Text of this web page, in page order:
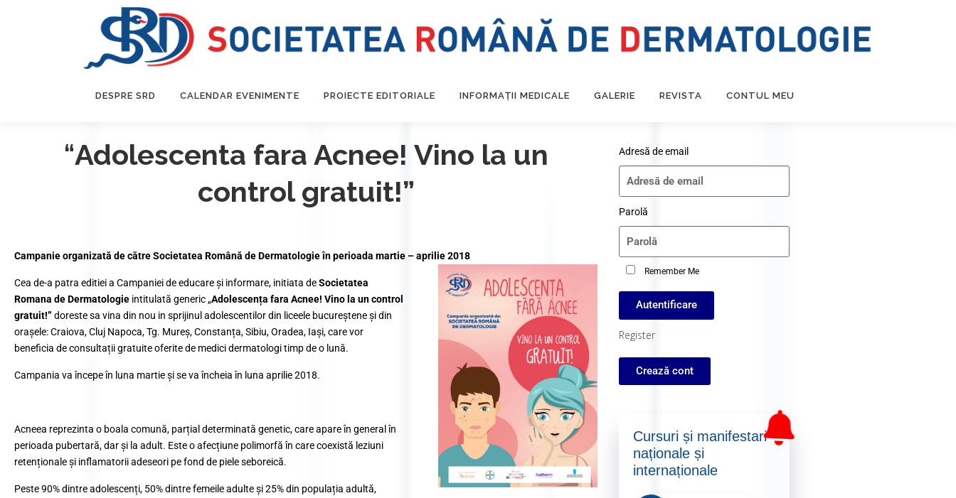
DESPRE SRD CALENDAR EVENIMENTE PROIECTE EDITORIALE INFORMAȚII MEDICALE GALERIE REVISTA CONTUL MEU
“Adolescenta fara Acnee! Vino la un
control gratuit!”
Campanie organizată de către Societatea Română de Dermatologie în perioada martie – aprilie 2018
Cea de-a patra editiei a Campaniei de educare şi informare, initiata deSocietatea
Romana de Dermatologie intitulată generic „Adolescența fara Acnee! Vino la un control
gratuit!” doreste sa vina din nou in sprijinul adolescentilor din liceele bucureștene și din
orașele: Craiova, Cluj Napoca, Tg. Mureș, Constanța, Sibiu, Oradea, Iași, care vor
beneficia de consultații gratuite oferite de medici dermatologi timp de o lună.
Campania va începe în luna martie și se va încheia în luna aprilie 2018.
Acneea reprezinta o boala comună, parțial determinată genetic, care apare în general în
perioada pubertară, dar și la adult. Este o afecțiune polimorfă în care coexistă leziuni
retenționale și inflamatorii adeseori pe fond de piele seboreică.
Peste 90% dintre adolescenți, 50% dintre femeile adulte și 25% din populația adultă,
Adresă de email
Parolă
Remember Me
Autentificare
Register
Crează cont
Cursuri și manifestari
naționale și
internaționale​